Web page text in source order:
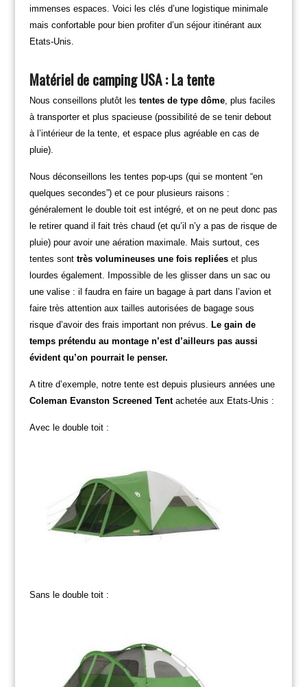
immenses espaces. Voici les clés d’une logistique minimale
mais confortable pour bien profiter d’un séjour itinérant aux
Etats-Unis.
Matériel de camping USA : La tente
Nous conseillons plutôt les tentes de type dôme, plus faciles
à transporter et plus spacieuse (possibilité de se tenir debout
à l’intérieur de la tente, et espace plus agréable en cas de
pluie).
Nous déconseillons les tentes pop-ups (qui se montent “en
quelques secondes”) et ce pour plusieurs raisons :
généralement le double toit est intégré, et on ne peut donc pas
le retirer quand il fait très chaud (et qu’il n’y a pas de risque de
pluie) pour avoir une aération maximale. Mais surtout, ces
tentes sont très volumineuses une fois repliéeset plus
lourdes également. Impossible de les glisser dans un sac ou
une valise : il faudra en faire un bagage à part dans l’avion et
faire très attention aux tailles autorisées de bagage sous
risque d’avoir des frais important non prévus.
Le gain de
temps prétendu au montage n’est d’ailleurs pas aussi
évident qu’on pourrait le penser.
A titre d’exemple, notre tente est depuis plusieurs années une
Coleman Evanston Screened Tentachetée aux Etats-Unis :
Avec le double toit :
Sans le double toit :